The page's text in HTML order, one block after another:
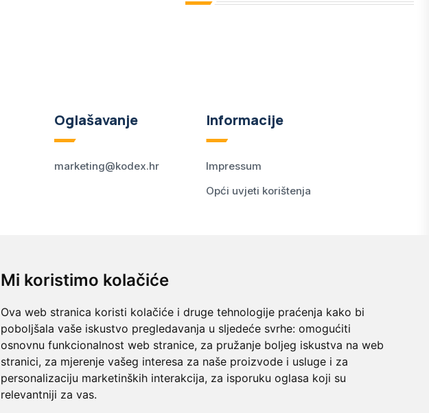
Mi koristimo kolačiće
Ova web stranica koristi kolačiće i druge tehnologije praćenja kako bi
poboljšala vaše iskustvo pregledavanja u sljedeće svrhe: omogućiti
osnovnu funkcionalnost web stranice, za pružanje boljeg iskustva na web
stranici, za mjerenje vašeg interesa za naše proizvode i usluge i za
personalizaciju marketinških interakcija, za isporuku oglasa koji su
relevantniji za vas.
Oglašavanje
marketing@kodex.hr
Informacije
Impressum
Opći uvjeti korištenja